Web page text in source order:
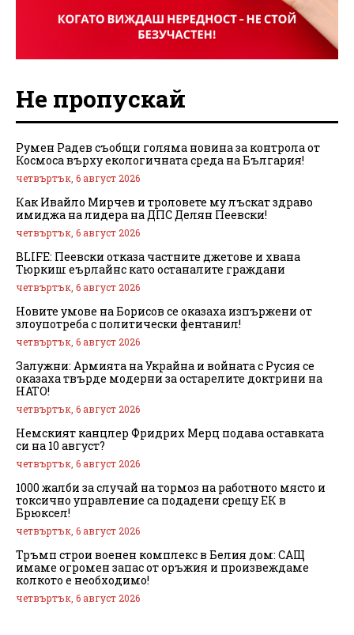
Не пропускай
Румен Радев съобщи голяма новина за контрола от
Космоса върху екологичната среда на България!
четвъртък, 6 август 2026
Как Ивайло Мирчев и троловете му лъскат здраво
имиджа на лидера на ДПС Делян Пеевски!
четвъртък, 6 август 2026
BLIFE: Пеевски отказа частните джетове и хвана
Тюркиш еърлайнс като останалите граждани
четвъртък, 6 август 2026
Новите умове на Борисов се оказаха изпържени от
злоупотреба с политически фентанил!
четвъртък, 6 август 2026
Залужни: Армията на Украйна и войната с Русия се
оказаха твърде модерни за остарелите доктрини на
НАТО!
четвъртък, 6 август 2026
Немският канцлер Фридрих Мерц подава оставката
си на 10 август?
четвъртък, 6 август 2026
1000 жалби за случай на тормоз на работното място и
токсично управление са подадени срещу ЕК в
Брюксел!
четвъртък, 6 август 2026
Тръмп строи военен комплекс в Белия дом: САЩ
имаме огромен запас от оръжия и произвеждаме
колкото е необходимо!
четвъртък, 6 август 2026